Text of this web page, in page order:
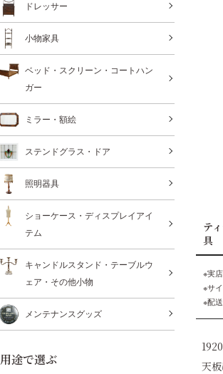
テ
具
※実
※サ
※配
天
ドレッサー
小物家具
ベッド・スクリーン・コートハン
ガー
ミラー・額絵
ステンドグラス・ドア
照明器具
ショーケース・ディスプレイアイ
テム
キャンドルスタンド・テーブルウ
ェア・その他小物
メンテナンスグッズ
用途で選ぶ